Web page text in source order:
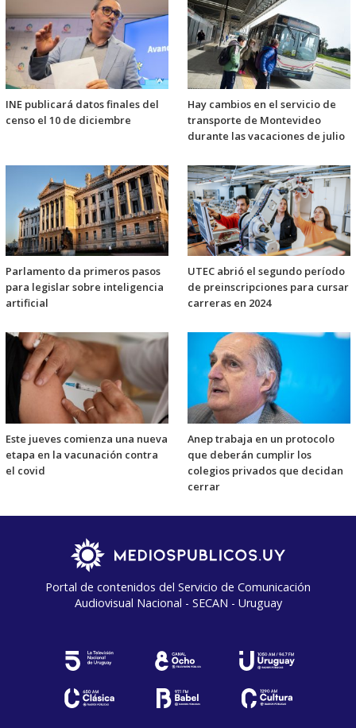
INE publicará datos finales del
censo el 10 de diciembre
Hay cambios en el servicio de
transporte de Montevideo
durante las vacaciones de julio
Parlamento da primeros pasos
para legislar sobre inteligencia
artificial
UTEC abrió el segundo período
de preinscripciones para cursar
carreras en 2024
Este jueves comienza una nueva
etapa en la vacunación contra
el covid
Anep trabaja en un protocolo
que deberán cumplir los
colegios privados que decidan
cerrar
Portal de contenidos del Servicio de Comunicación
Audiovisual Nacional - SECAN - Uruguay